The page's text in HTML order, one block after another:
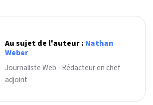
Au sujet de l'auteur : Nathan
Weber
Journaliste Web - Rédacteur en chef
adjoint